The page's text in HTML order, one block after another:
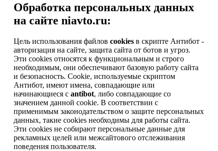
Обработка персональных данных
на сайте niavto.ru:
Цель использования файлов cookies в скрипте Антибот -
авторизация на сайте, защита сайта от ботов и угроз.
Эти cookies относятся к функциональным и строго
необходимым, они обеспечивают базовую работу сайта
и безопасность. Cookie, используемые скриптом
Антибот, имеют имена, совпадающие или
начинающиеся с antibot, либо совпадающие со
значением данной cookie. В соответствии с
применимым законодательством о защите персональных
данных, такие cookies необходимы для работы сайта.
Эти cookies не собирают персональные данные для
рекламных целей или межсайтового отслеживания
поведения пользователя.